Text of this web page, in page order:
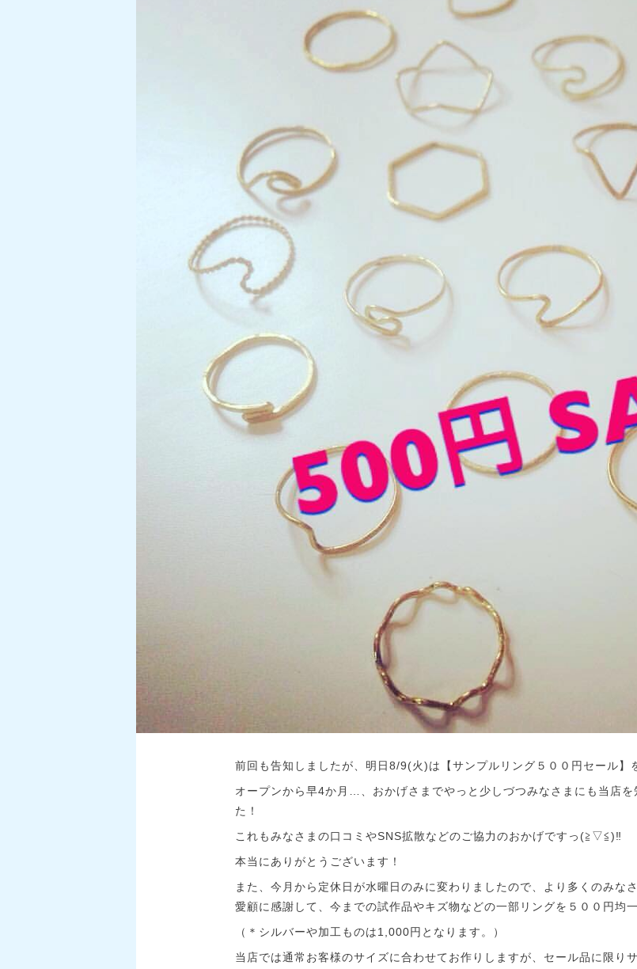
前回も告知しましたが、明日8/9(火)は【サンプルリング５００円セール】
オープンから早4か月…、おかげさまでやっと少しづつみなさまにも当店を
た！
これもみなさまの口コミやSNS拡散などのご協力のおかげですっ(≧▽≦)‼
本当にありがとうございます！
また、今月から定休日が水曜日のみに変わりましたので、より多くのみな
愛顧に感謝して、今までの試作品やキズ物などの一部リングを５００円均
（＊シルバーや加工ものは1,000円となります。）
当店では通常お客様のサイズに合わせてお作りしますが、セール品に限り